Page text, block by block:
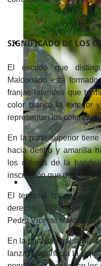
SIGNIFICADO DE LOS
El escudo que
Maldonado está
franjas laterales que
color blanco la exterior
representan los colores
En la parte superior
hacia dentro y amarilla
los colores de la
inscripción que dice
El terminal izquierdo
derecho "1992" que es
Pedro Vicente Maldonado.
En la parte central
lanzas: una hacia la